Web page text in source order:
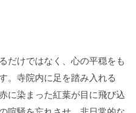
だけではなく、心の平穏をも
。寺院内に足を踏み入れる
に染まった紅葉が目に飛び込